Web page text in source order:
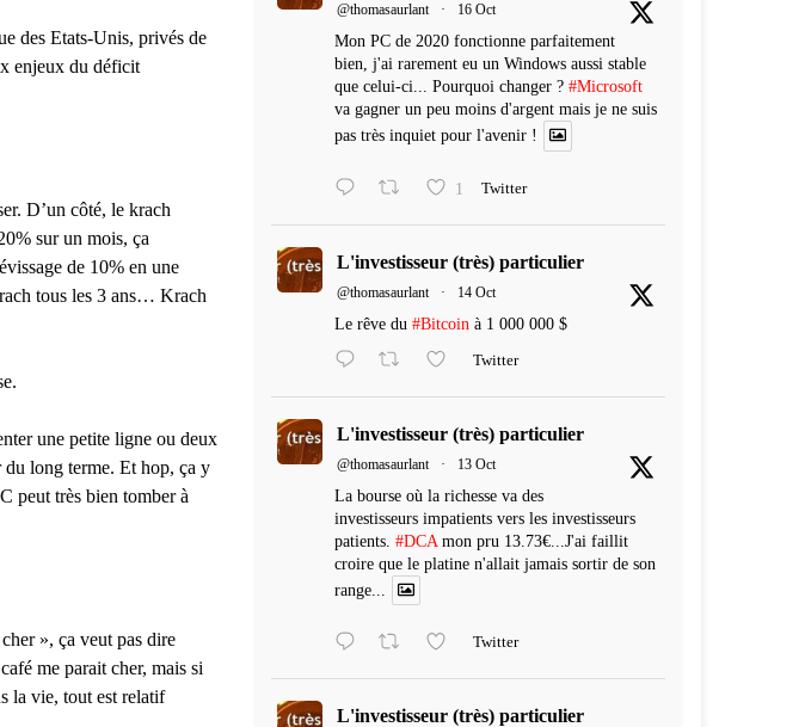
des Etats-Unis, privés de
enjeux du déficit
D’un côté, le krach
sur un mois, ça
de 10% en une
tous les 3 ans… Krach
une petite ligne ou deux
du long terme. Et hop, ça y
peut très bien tomber à
», ça veut pas dire
me parait cher, mais si
la vie, tout est relatif
@thomasaurlant · 16 Oct
Mon PC de 2020 fonctionne parfaitement
bien, j'ai rarement eu un Windows aussi stable
que celui-ci... Pourquoi changer ? #Microsoft
va gagner un peu moins d'argent mais je ne suis
pas très inquiet pour l'avenir !
1 Twitter
L'investisseur (très) particulier
@thomasaurlant · 14 Oct
Le rêve du #Bitcoin à 1 000 000 $
Twitter
L'investisseur (très) particulier
@thomasaurlant · 13 Oct
La bourse où la richesse va des
investisseurs impatients vers les investisseurs
patients. #DCAmon pru 13.73€...J'ai faillit
croire que le platine n'allait jamais sortir de son
range...
Twitter
L'investisseur (très) particulier